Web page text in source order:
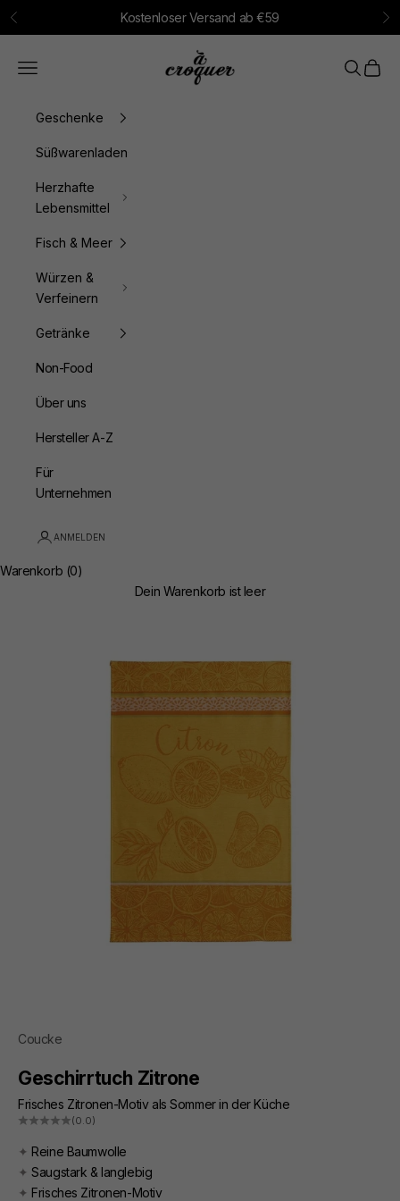
Zum Inhalt springen
Zurück Kostenloser Versand ab €59
à croquer
Menü Suchen
Geschenke
Süßwarenladen
Herzhafte
Lebensmittel
Fisch & Meer
Würzen &
Verfeinern
Getränke
Non-Food
Über uns
Hersteller A-Z
Für
Unternehmen
ANMELDEN
Warenkorb (0)
Dein Warenkorb ist leer
Coucke
Geschirrtuch Zitrone
Frisches Zitronen-Motiv als Sommer in der Küche
(0.0)
✦ Reine Baumwolle
✦ Saugstark & langlebig
✦ Frisches Zitronen-Motiv